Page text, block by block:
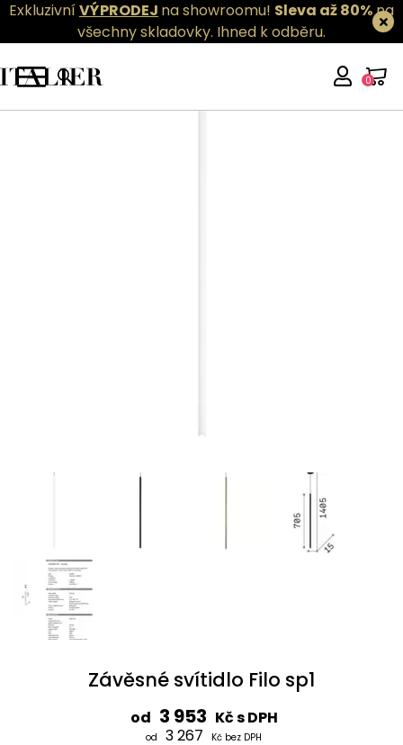
ExkluzivníVÝPRODEJ na showroomu! Sleva až 80%na
všechny skladovky. Ihned k odběru.
0
Závěsné svítidlo Filo sp1
od 3 953 Kč s DPH
od 3 267 Kč bez DPH